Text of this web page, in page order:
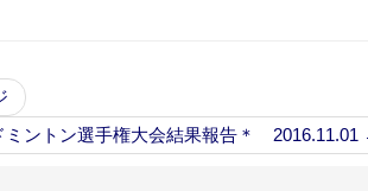
ントン選手権大会結果報告＊ 2016.11.01